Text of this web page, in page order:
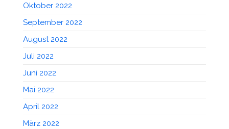
Oktober 2022
September 2022
August 2022
Juli 2022
Juni 2022
Mai 2022
April 2022
März 2022